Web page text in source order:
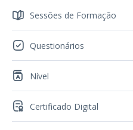
Sessões de Formação
Questionários
Nível
Certificado Digital